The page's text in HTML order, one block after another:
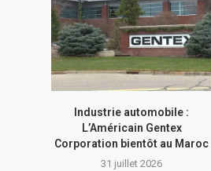
Industrie automobile :
L’Américain Gentex
Corporation bientôt au Maroc
31 juillet 2026